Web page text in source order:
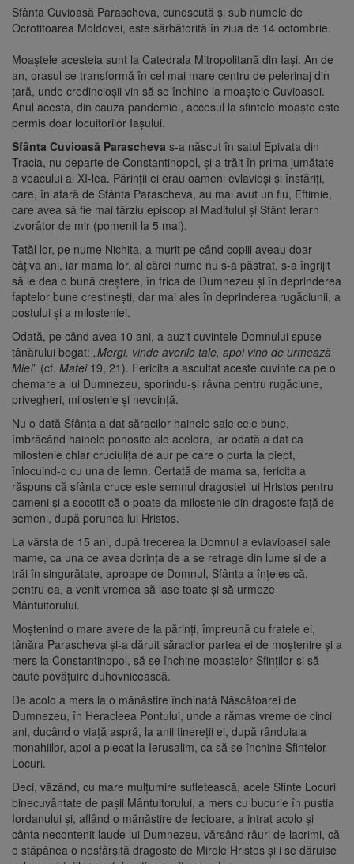
Sfânta Cuvioasă Parascheva, cunoscută și sub numele de
Ocrotitoarea Moldovei, este sărbătorită în ziua de 14 octombrie.
Moaștele acesteia sunt la Catedrala Mitropolitană din Iași. An de
an, orasul se transformă în cel mai mare centru de pelerinaj din
țară, unde credincioșii vin să se închine la moaștele Cuvioasei.
Anul acesta, din cauza pandemiei, accesul la sfintele moaște este
permis doar locuitorilor Iașului.
Sfânta Cuvioasă Parascheva s-a născut în satul Epivata din
Tracia, nu departe de Constantinopol, şi a trăit în prima jumătate
a veacului al XI-lea. Părinţii ei erau oameni evlavioşi şi înstăriţi,
care, în afară de Sfânta Parascheva, au mai avut un fiu, Eftimie,
care avea să fie mai târziu episcop al Maditului şi Sfânt Ierarh
izvorâtor de mir (pomenit la 5 mai).
Tatăl lor, pe nume Nichita, a murit pe când copiii aveau doar
câţiva ani, iar mama lor, al cărei nume nu s-a păstrat, s-a îngrijit
să le dea o bună creştere, în frica de Dumnezeu şi în deprinderea
faptelor bune creştineşti, dar mai ales în deprinderea rugăciunii, a
postului şi a milosteniei.
Odată, pe când avea 10 ani, a auzit cuvintele Domnului spuse
tânărului bogat: „Mergi, vinde averile tale, apoi vino de urmează
Mie!” (cf. Matei19, 21). Fericita a ascultat aceste cuvinte ca pe o
chemare a lui Dumnezeu, sporindu-şi râvna pentru rugăciune,
privegheri, milostenie şi nevoinţă.
Nu o dată Sfânta a dat săracilor hainele sale cele bune,
îmbrăcând hainele ponosite ale acelora, iar odată a dat ca
milostenie chiar cruciuliţa de aur pe care o purta la piept,
înlocuind-o cu una de lemn. Certată de mama sa, fericita a
răspuns că sfânta cruce este semnul dragostei lui Hristos pentru
oameni şi a socotit că o poate da milostenie din dragoste faţă de
semeni, după porunca lui Hristos.
La vârsta de 15 ani, după trecerea la Domnul a evlavioasei sale
mame, ca una ce avea dorinţa de a se retrage din lume şi de a
trăi în singurătate, aproape de Domnul, Sfânta a înţeles că,
pentru ea, a venit vremea să lase toate şi să urmeze
Mântuitorului.
Moştenind o mare avere de la părinţi, împreună cu fratele ei,
tânăra Parascheva şi-a dăruit săracilor partea ei de moştenire şi a
mers la Constantinopol, să se închine moaştelor Sfinţilor şi să
caute povăţuire duhovnicească.
De acolo a mers la o mănăstire închinată Născătoarei de
Dumnezeu, în Heracleea Pontului, unde a rămas vreme de cinci
ani, ducând o viaţă aspră, la anii tinereţii ei, după rânduiala
monahiilor, apoi a plecat la Ierusalim, ca să se închine Sfintelor
Locuri.
Deci, văzând, cu mare mulţumire sufletească, acele Sfinte Locuri
binecuvântate de paşii Mântuitorului, a mers cu bucurie în pustia
Iordanului şi, aflând o mănăstire de fecioare, a intrat acolo şi
cânta necontenit laude lui Dumnezeu, vărsând râuri de lacrimi, că
o stăpânea o nesfârşită dragoste de Mirele Hristos şi i se dăruise